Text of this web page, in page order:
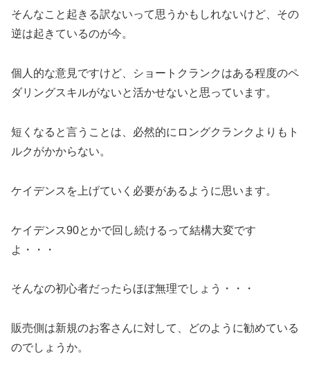
そんなこと起きる訳ないって思うかもしれないけど、その
逆は起きているのが今。
個人的な意見ですけど、ショートクランクはある程度のペ
ダリングスキルがないと活かせないと思っています。
短くなると言うことは、必然的にロングクランクよりもト
ルクがかからない。
ケイデンスを上げていく必要があるように思います。
ケイデンス90とかで回し続けるって結構大変です
よ・・・
そんなの初心者だったらほぼ無理でしょう・・・
販売側は新規のお客さんに対して、どのように勧めている
のでしょうか。